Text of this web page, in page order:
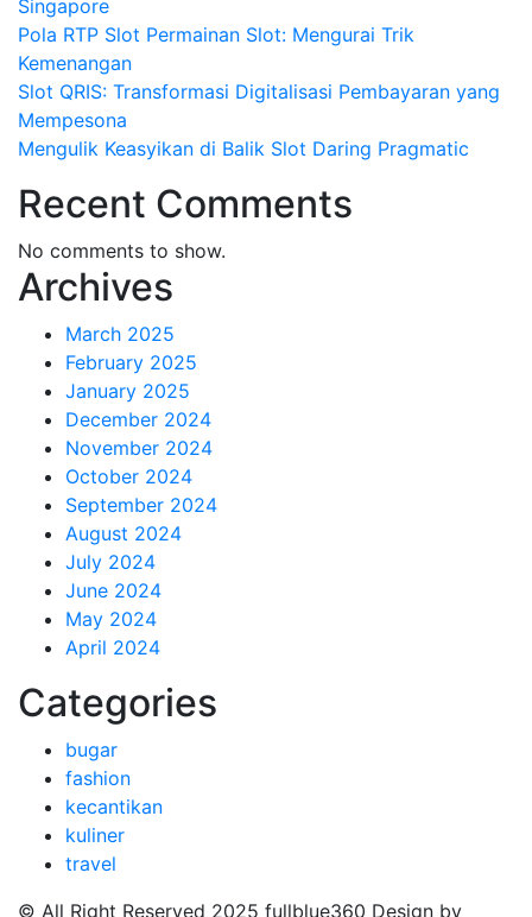
Singapore
Pola RTP Slot Permainan Slot: Mengurai Trik
Kemenangan
Slot QRIS: Transformasi Digitalisasi Pembayaran yang
Mempesona
Mengulik Keasyikan di Balik Slot Daring Pragmatic
Recent Comments
No comments to show.
Archives
March 2025
February 2025
January 2025
December 2024
November 2024
October 2024
September 2024
August 2024
July 2024
June 2024
May 2024
April 2024
Categories
bugar
fashion
kecantikan
kuliner
travel
© All Right Reserved 2025 fullblue360 Design by